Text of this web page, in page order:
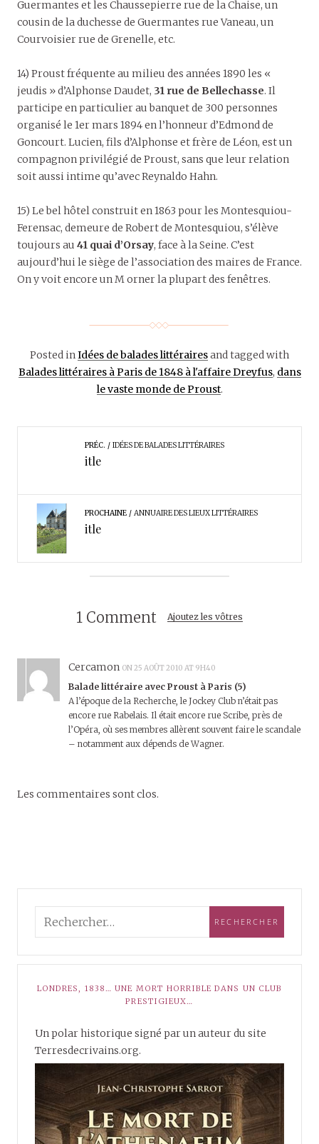
Guermantes et les Chaussepierre rue de la Chaise, un
cousin de la duchesse de Guermantes rue Vaneau, un
Courvoisier rue de Grenelle, etc.
14) Proust fréquente au milieu des années 1890 les «
jeudis » d’Alphonse Daudet, 31 rue de Bellechasse. Il
participe en particulier au banquet de 300 personnes
organisé le 1er mars 1894 en l’honneur d’Edmond de
Goncourt. Lucien, fils d’Alphonse et frère de Léon, est un
compagnon privilégié de Proust, sans que leur relation
soit aussi intime qu’avec Reynaldo Hahn.
15) Le bel hôtel construit en 1863 pour les Montesquiou-
Ferensac, demeure de Robert de Montesquiou, s’élève
toujours au 41 quai d’Orsay, face à la Seine. C’est
aujourd’hui le siège de l’association des maires de France.
On y voit encore un M orner la plupart des fenêtres.
Posted inIdées de balades littérairesand tagged with
Balades littéraires à Paris de 1848 à l'affaire Dreyfus, dans
le vaste monde de Proust.
PRÉC. IDÉES DE BALADES LITTÉRAIRES
itle
PROCHAINE ANNUAIRE DES LIEUX LITTÉRAIRES
itle
1 Comment Ajoutez les vôtres
Cercamon ON 25 AOÛT 2010 AT 9H40
Balade littéraire avec Proust à Paris (5)
A l’époque de la Recherche, le Jockey Club n’était pas
encore rue Rabelais. Il était encore rue Scribe, près de
l’Opéra, où ses membres allèrent souvent faire le scandale
– notamment aux dépends de Wagner.
Les commentaires sont clos.
LONDRES, 1838… UNE MORT HORRIBLE DANS UN CLUB
PRESTIGIEUX…
Un polar historique signé par un auteur du site
Terresdecrivains.org.